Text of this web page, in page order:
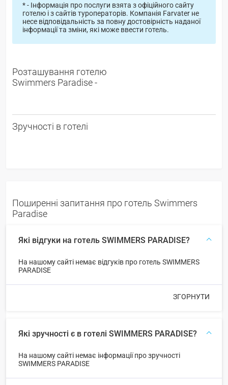
* - Інформація про послуги взята з офіційного сайту
готелю і з сайтів туроператорів. Компанія Farvater не
несе відповідальність за повну достовірність наданої
інформації та зміни, які може ввести готель.
Розташування готелю
Swimmers Paradise -
Зручності в готелі
Поширенні запитання про готель Swimmers
Paradise
Які відгуки на готель SWIMMERS PARADISE?
На нашому сайті немає відгуків про готель SWIMMERS
PARADISE
ЗГОРНУТИ
Які зручності є в готелі SWIMMERS PARADISE?
На нашому сайті немає інформації про зручності
SWIMMERS PARADISE